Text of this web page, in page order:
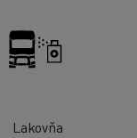
Lakovňa